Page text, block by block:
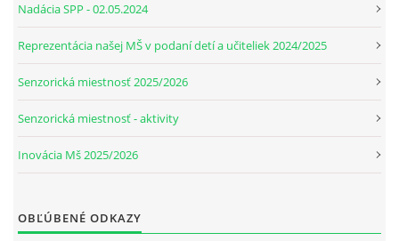
© 2026 eStránky.sk
Nadácia SPP - 02.05.2024
Reprezentácia našej MŠ v podaní detí a učiteliek 2024/2025
Senzorická miestnosť 2025/2026
Senzorická miestnosť - aktivity
Inovácia Mš 2025/2026
OBĽÚBENÉ ODKAZY